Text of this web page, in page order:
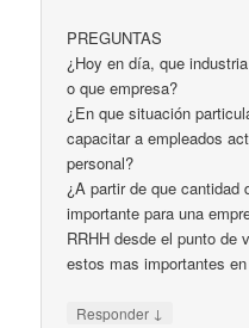
PREGUNTAS
¿Hoy en día, que
o que empresa?
¿En que situación
capacitar a empleados
personal?
¿A partir de que cantidad
importante para una
RRHH desde el punto de
estos mas importantes
Responder ↓